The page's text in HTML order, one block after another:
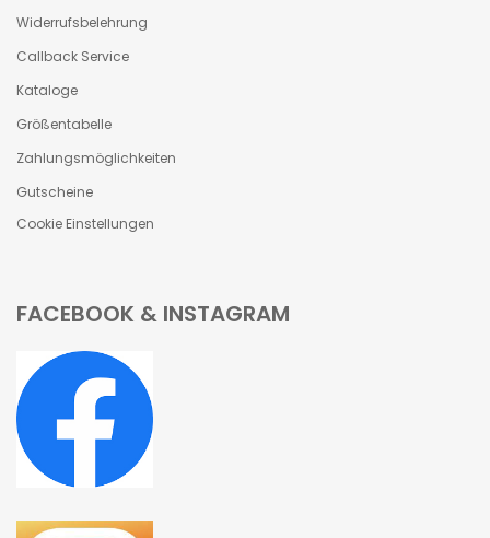
Widerrufsbelehrung
Callback Service
Kataloge
Größentabelle
Zahlungsmöglichkeiten
Gutscheine
Cookie Einstellungen
FACEBOOK & INSTAGRAM